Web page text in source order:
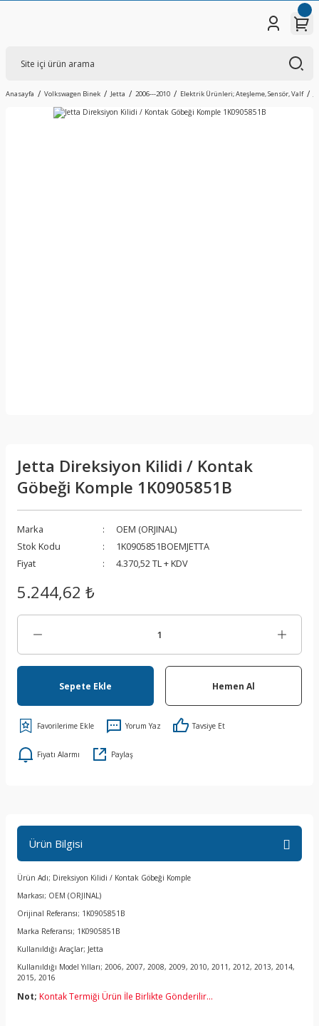
Anasayfa Volkswagen Binek Jetta 2006---2010 Elektrik Ürünleri; Ateşleme, Sensör, Valf
Jetta Direksiyon Kilidi / Kontak
Göbeği Komple 1K0905851B
Marka
OEM (ORJINAL)
Stok Kodu
1K0905851BOEMJETTA
Fiyat
4.370,52 TL + KDV
5.244,62 ₺
Sepete Ekle Hemen Al
Yorum Yaz Tavsiye Et
Fiyatı Alarmı Paylaş
Ürün Bilgisi
Ürün Adı; Direksiyon Kilidi / Kontak Göbeği Komple
Markası; OEM (ORJINAL)
Orijinal Referansı; 1K0905851B
Marka Referansı; 1K0905851B
Kullanıldığı Araçlar; Jetta
Kullanıldığı Model Yılları; 2006, 2007, 2008, 2009, 2010, 2011, 2012, 2013, 2014,
2015, 2016
Not; Kontak Termiği Ürün İle Birlikte Gönderilir...